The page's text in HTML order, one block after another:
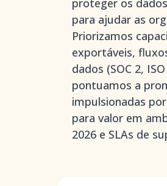
proteger os
para ajudar as
Priorizamos
exportáveis,
dados (SOC 2,
pontuamos a
impulsionadas
para valor em
2026 e SLAs de